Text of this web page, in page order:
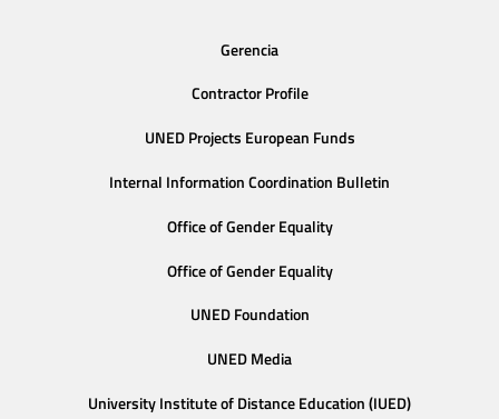
Gerencia
Contractor Profile
UNED Projects European Funds
Internal Information Coordination Bulletin
Office of Gender Equality
Office of Gender Equality
UNED Foundation
UNED Media
University Institute of Distance Education (IUED)